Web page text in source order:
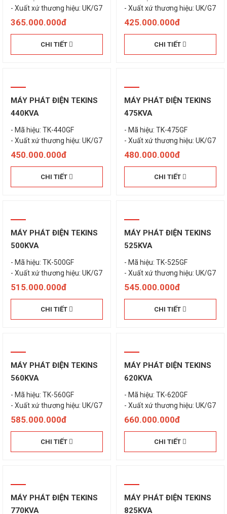
- Xuất xứ thương hiệu: UK/G7
365.000.000đ
CHI TIẾT
- Xuất xứ thương hiệu: UK/G7
425.000.000đ
CHI TIẾT
MÁY PHÁT ĐIỆN TEKINS
440KVA
- Mã hiệu: TK-440GF
- Xuất xứ thương hiệu: UK/G7
450.000.000đ
CHI TIẾT
MÁY PHÁT ĐIỆN TEKINS
475KVA
- Mã hiệu: TK-475GF
- Xuất xứ thương hiệu: UK/G7
480.000.000đ
CHI TIẾT
MÁY PHÁT ĐIỆN TEKINS
500KVA
- Mã hiệu: TK-500GF
- Xuất xứ thương hiệu: UK/G7
515.000.000đ
CHI TIẾT
MÁY PHÁT ĐIỆN TEKINS
525KVA
- Mã hiệu: TK-525GF
- Xuất xứ thương hiệu: UK/G7
545.000.000đ
CHI TIẾT
MÁY PHÁT ĐIỆN TEKINS
560KVA
- Mã hiệu: TK-560GF
- Xuất xứ thương hiệu: UK/G7
585.000.000đ
CHI TIẾT
MÁY PHÁT ĐIỆN TEKINS
620KVA
- Mã hiệu: TK-620GF
- Xuất xứ thương hiệu: UK/G7
660.000.000đ
CHI TIẾT
MÁY PHÁT ĐIỆN TEKINS
770KVA
MÁY PHÁT ĐIỆN TEKINS
825KVA